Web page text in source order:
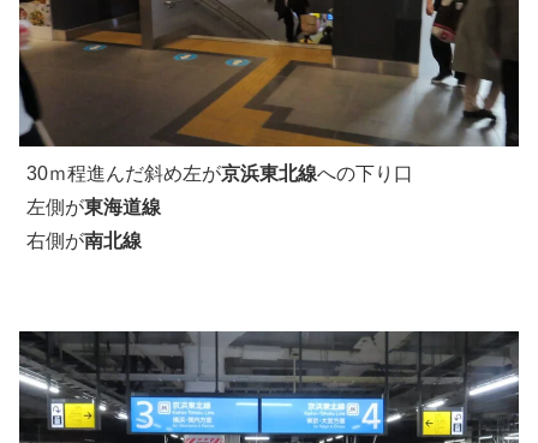
30ｍ程進んだ斜め左が京浜東北線への下り口
左側が東海道線
右側が南北線